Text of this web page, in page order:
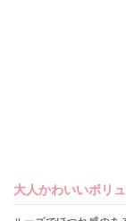
大人かわいいボリ